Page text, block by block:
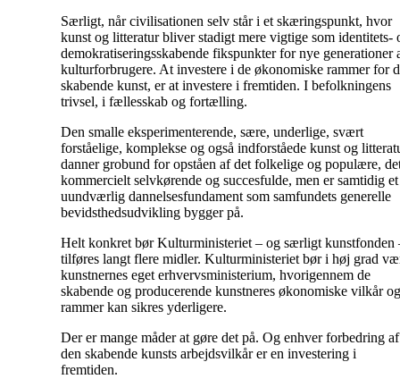
Særligt, når civilisationen selv står i et skæringspunkt, hvor
kunst og litteratur bliver stadigt mere vigtige som identitets-
demokratiseringsskabende fikspunkter for nye generationer
kulturforbrugere. At investere i de økonomiske rammer for
skabende kunst, er at investere i fremtiden. I befolkningens
trivsel, i fællesskab og fortælling.
Den smalle eksperimenterende, sære, underlige, svært
forståelige, komplekse og også indforståede kunst og
danner grobund for opståen af det folkelige og populære,
kommercielt selvkørende og succesfulde, men er samtidig et
uundværlig dannelsesfundament som samfundets generelle
bevidsthedsudvikling bygger på.
Helt konkret bør Kulturministeriet – og særligt kunstfonden
tilføres langt flere midler. Kulturministeriet bør i høj grad
kunstnernes eget erhvervsministerium, hvorigennem de
skabende og producerende kunstneres økonomiske vilkår
rammer kan sikres yderligere.
Der er mange måder at gøre det på. Og enhver forbedring af
den skabende kunsts arbejdsvilkår er en investering i
fremtiden.